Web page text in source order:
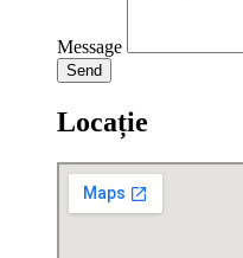
Message
Send
Locație